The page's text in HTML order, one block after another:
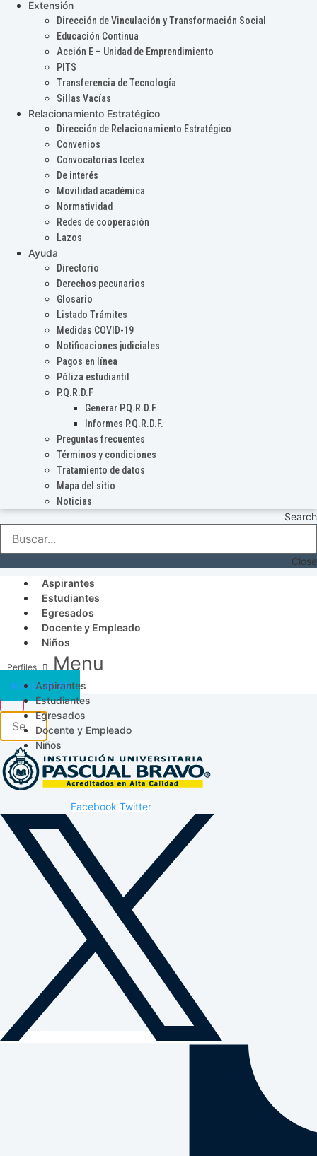
Extensión
Dirección de Vinculación y Transformación Social
Educación Continua
Acción E – Unidad de Emprendimiento
PITS
Transferencia de Tecnología
Sillas Vacías
Relacionamiento Estratégico
Dirección de Relacionamiento Estratégico
Convenios
Convocatorias Icetex
De interés
Movilidad académica
Normatividad
Redes de cooperación
Lazos
Ayuda
Directorio
Derechos pecunarios
Glosario
Listado Trámites
Medidas COVID-19
Notificaciones judiciales
Pagos en línea
Póliza estudiantil
P.Q.R.D.F
Generar P.Q.R.D.F.
Informes P.Q.R.D.F.
Preguntas frecuentes
Términos y condiciones
Tratamiento de datos
Mapa del sitio
Noticias
Search
Close
Aspirantes
Estudiantes
Egresados
Docente y Empleado
Niños
Menu
Aspirantes
Estudiantes
Egresados
Docente y Empleado
Niños
Acceso SICAU
Facebook Twitter